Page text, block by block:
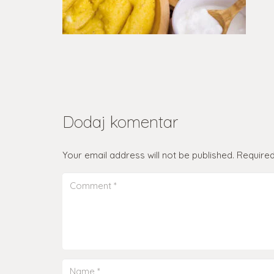
Dodaj komentar
Your email address will not be published.